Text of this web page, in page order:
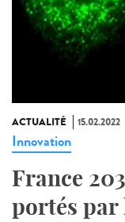
ACTUALITÉ 15.02.2022
Innovation
France
portés